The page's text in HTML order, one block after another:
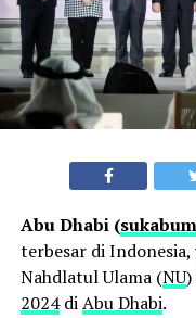
Abu Dhabi (
terbesar di Indonesia,
Nahdlatul Ulama (NU)
2024diAbu Dhabi.